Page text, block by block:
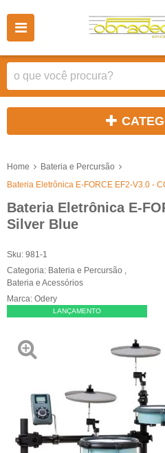
Home
Bateria e Percursão
Bateria Eletrônica E-FORCE EF2-V3.0 -
Bateria Eletrônica E-
Silver Blue
Sku: 981-1
Categoria: Bateria e Percursão
Bateria e Acessórios
Marca: Odery
LANÇAMENTO